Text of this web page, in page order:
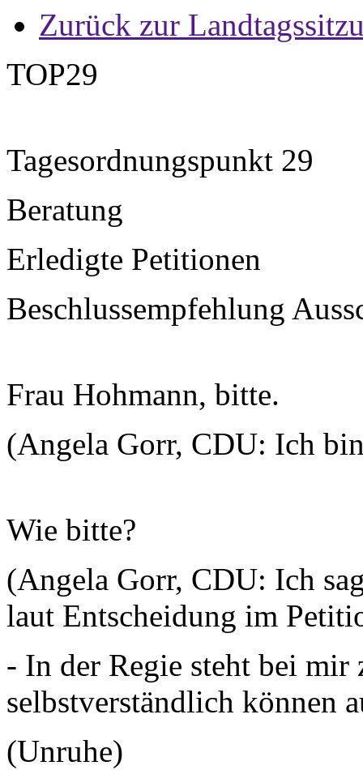
Zurück zur
TOP29
Tagesordnungspunkt 29
Beratung
Erledigte Petitionen
Beschlussempfehlung
Frau Hohmann, bitte.
(Angela Gorr, CDU: Ich
Wie bitte?
(Angela Gorr, CDU: Ich
laut Entscheidung im
- In der Regie steht bei mir
selbstverständlich können
(Unruhe)